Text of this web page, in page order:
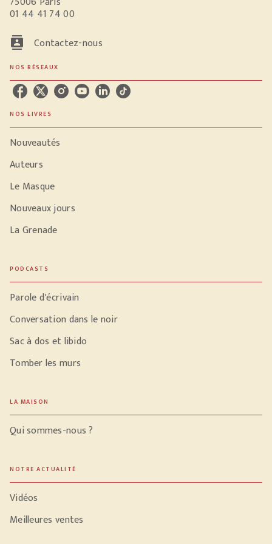
01 44 41 74 00
contacts Contactez-nous
NOS RÉSEAUX
NOS LIVRES
Nouveautés
Auteurs
Le Masque
Nouveaux jours
La Grenade
PODCASTS
Parole d'écrivain
Conversation dans le noir
Sac à dos et libido
Tomber les murs
LA MAISON
Qui sommes-nous ?
NOTRE ACTUALITÉ
Vidéos
Meilleures ventes